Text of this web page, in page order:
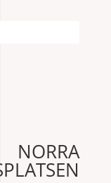
NORRA